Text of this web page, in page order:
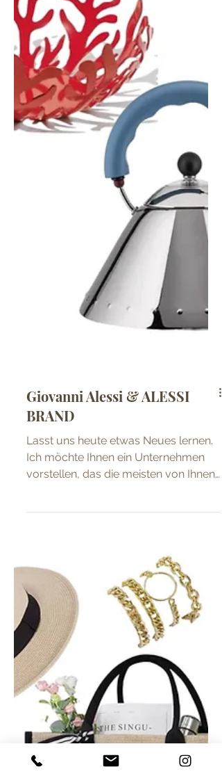
Giovanni Alessi & ALESSI
BRAND
Lasst uns heute etwas Neues lernen.
Ich möchte Ihnen ein Unternehmen
vorstellen, das die meisten von Ihnen
wahrscheinlich bereits kennen.